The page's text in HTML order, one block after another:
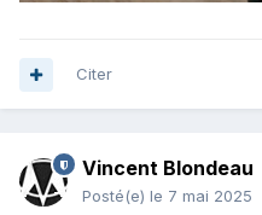
Citer
Vincent Blondeau
Posté(e) le 7 mai 2025